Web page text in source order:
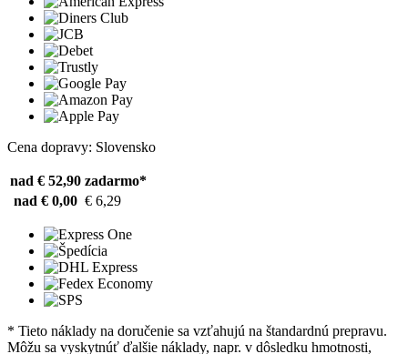
Cena dopravy: Slovensko
nad € 52,90 zadarmo*
nad € 0,00 € 6,29
* Tieto náklady na doručenie sa vzťahujú na štandardnú prepravu.
Môžu sa vyskytnúť ďalšie náklady, napr. v dôsledku hmotnosti,